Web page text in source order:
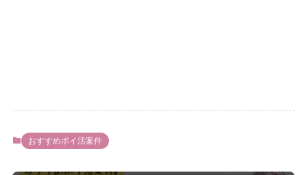
おすすめポイ活案件